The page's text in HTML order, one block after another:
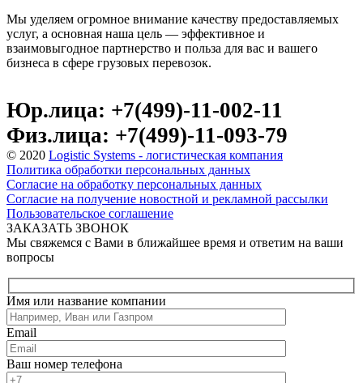
Мы уделяем огромное внимание качеству предоставляемых
услуг, а основная наша цель — эффективное и
взаимовыгодное партнерство и польза для вас и вашего
бизнеса в сфере грузовых перевозок.
Юр.лица: +7(499)-11-002-11
Физ.лица: +7(499)-11-093-79
© 2020 Logistic Systems - логистическая компания
Политика обработки персональных данных
Согласие на обработку персональных данных
Согласие на получение новостной и рекламной рассылки
Пользовательское соглашение
ЗАКАЗАТЬ ЗВОНОК
Мы свяжемся с Вами в ближайшее время и ответим на ваши
вопросы
Имя или название компании
Email
Ваш номер телефона